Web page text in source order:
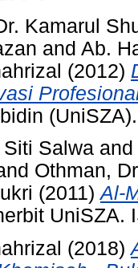
Kamarul
and Ab.
(2012)
Siti Salwa and
Othman,
(2011)Al-
UniSZA.
(2018)